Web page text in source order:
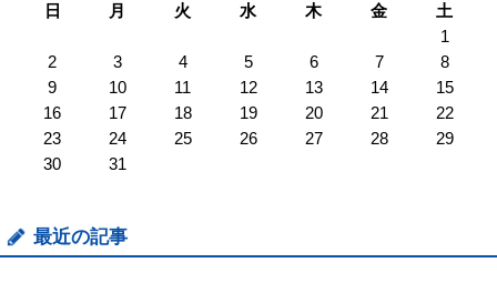
日
月 火 水 木 金
土
1
2
3 4 5 6 7
8
9
10 11 12 13 14
15
16
17 18 19 20 21
22
23
24 25 26 27 28
29
30
31
最近の記事